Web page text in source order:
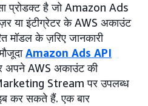
प्रोडक्ट है जो Amazon Ads
या इंटीग्रेटर के AWS अकाउंट
मॉडल के ज़रिए जानकारी
Amazon Ads API
अपने AWS अकाउंट की
Stream पर उपलब्ध
कर सकते हैं. एक बार